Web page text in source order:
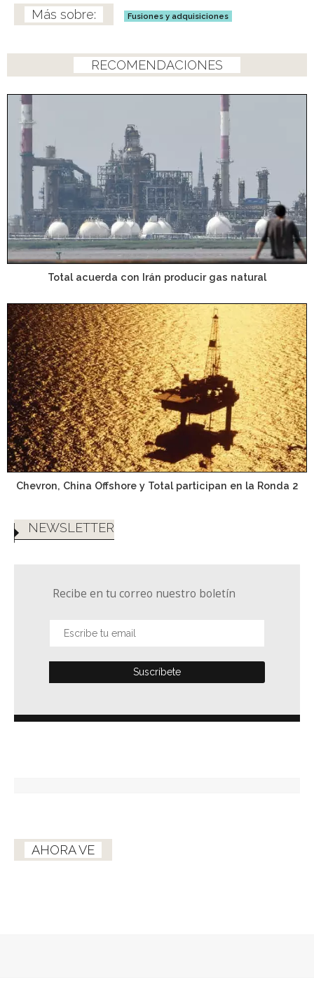
Fusiones y adquisiciones
RECOMENDACIONES
Total acuerda con Irán producir gas natural
Chevron, China Offshore y Total participan en la Ronda 2
NEWSLETTER
Recibe en tu correo nuestro boletín
AHORA VE